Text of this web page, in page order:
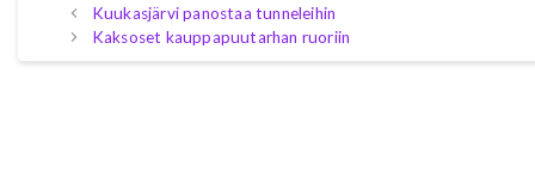
Kuukasjärvi panostaa tunneleihin
Kaksoset kauppapuutarhan ruoriin